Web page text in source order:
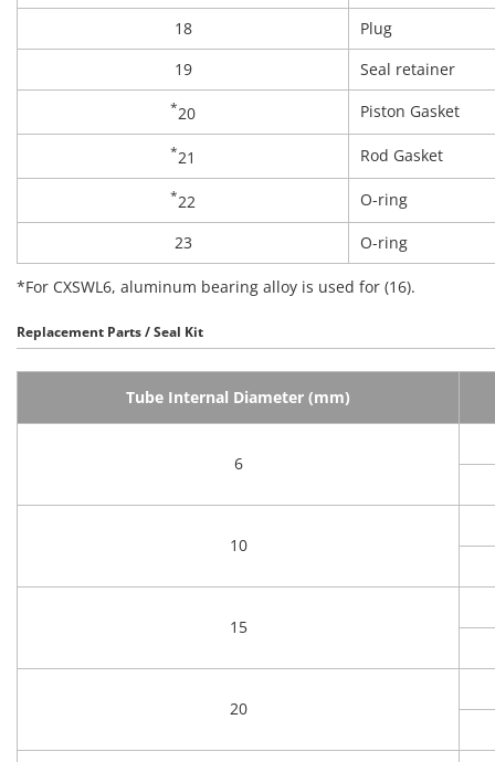
18
Plug
19
Seal retainer
*20 Piston Gasket
*21 Rod Gasket
*22 O-ring
23 O-ring
*For CXSWL6, aluminum bearing alloy is used for (16).
Replacement Parts / Seal Kit
Tube Internal Diameter (mm)
6
10
15
20